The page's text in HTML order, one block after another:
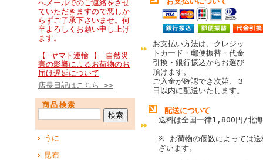
へメールでのご連絡をさせ
ていただきますので悪しか
らずご了承下さいませ。何
卒よろしくお願い申し上げ
ます。
【 ヤマト運輸 】 自然災
害の影響によるお荷物のお
届け遅延について
店長日記はこちら >>
商品検索
うに
昆布
お支払い方法は、クレジッ
トカード・郵便振替・代金
引換・銀行振込からお選び
頂けます。
ご入金が確認でき次第、３
日以内に配送いたします。
配送について
送料は全国一律1,800円/北
※ お荷物の個数によっては送
ざいます。